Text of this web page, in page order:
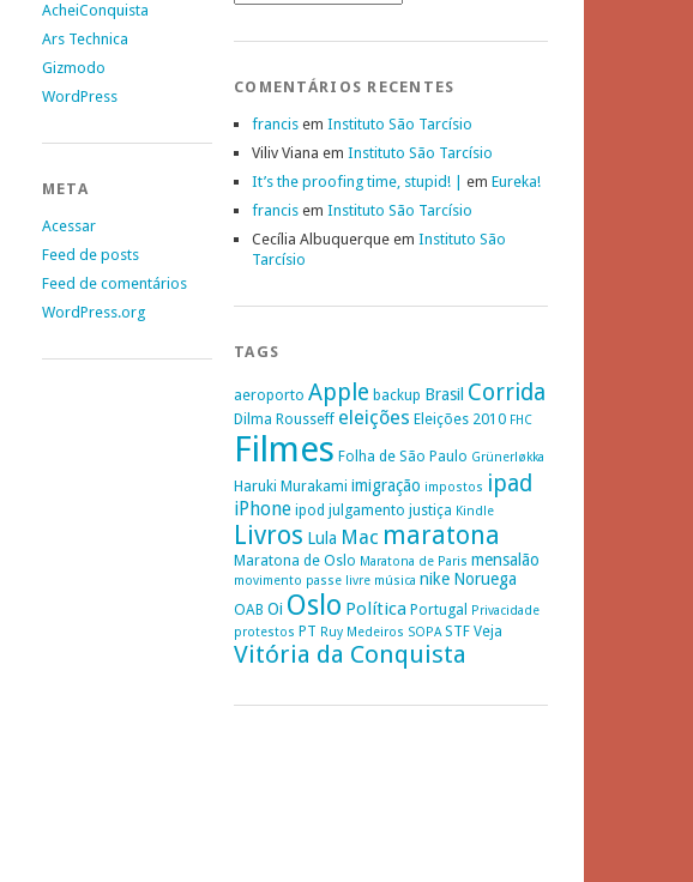
AcheiConquista
Ars Technica
Gizmodo
WordPress
META
Acessar
Feed de posts
Feed de comentários
WordPress.org
COMENTÁRIOS RECENTES
francis em Instituto São Tarcísio
Viliv Viana em Instituto São Tarcísio
It’s the proofing time, stupid! |
em Eureka!
francis em Instituto São Tarcísio
Cecília Albuquerque em Instituto São
Tarcísio
TAGS
aeroporto Apple backup Brasil Corrida
Dilma Rousseff eleições Eleições 2010 FHC
Filmes Folha de São Paulo Grünerløkka
Haruki Murakami imigração impostos ipad
iPhone ipod julgamento justiça Kindle
Livros Lula Mac maratona
Maratona de Oslo Maratona de Paris mensalão
movimento passe livre música nike Noruega
OAB Oi Oslo Política Portugal
Privacidade
protestos PT Ruy Medeiros SOPA STF Veja
Vitória da Conquista